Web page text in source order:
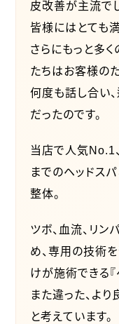
皮改善が主流で
皆様にはとても
さらにもっと多
たちはお客様の
何度も話し合い、
だったのです。
当店で人気No.1
までのヘッドス
整体。
ツボ、血流、リ
め、専用の技術
けが施術できる『
また違った、よ
と考えています。